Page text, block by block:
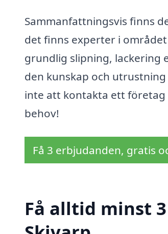
Sammanfattningsvis finns
det finns experter i
grundlig slipning, lackering
den kunskap och
inte att kontakta ett
behov!
Få 3 erbjudanden, gratis
Få alltid minst